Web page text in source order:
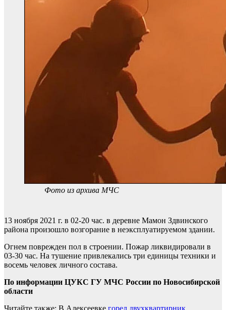
Фото из архива МЧС
13 ноября 2021 г. в 02-20 час. в деревне Мамон Здвинского
района произошло возгорание в неэксплуатируемом здании.
Огнем поврежден пол в строении. Пожар ликвидировали в
03-30 час. На тушение привлекались три единицы техники и
восемь человек личного состава.
По информации ЦУКС ГУ МЧС России по Новосибирской
области
Читайте также: В Алексеевке горел двухквартирник